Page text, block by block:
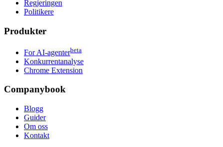
Regjeringen
Politikere
Produkter
For AI-agenterbeta
Konkurrentanalyse
Chrome Extension
Companybook
Blogg
Guider
Om oss
Kontakt